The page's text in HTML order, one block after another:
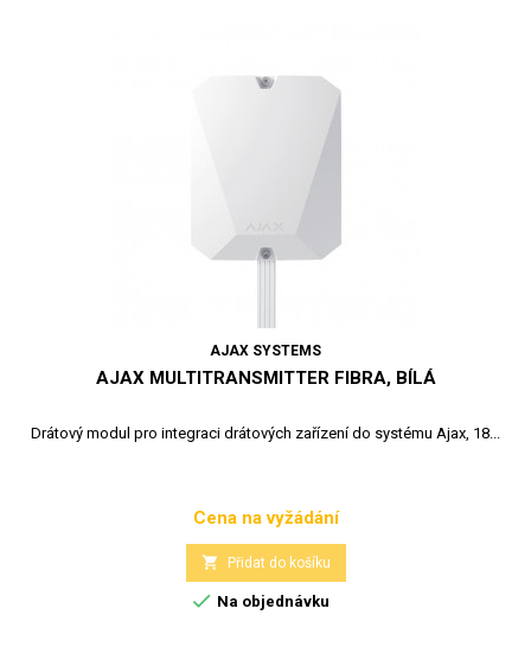
AJAX SYSTEMS
AJAX MULTITRANSMITTER FIBRA, BÍLÁ
Drátový modul pro integraci drátových zařízení do systému Ajax, 18...
Cena
Cena na vyžádání
 Přidat do košíku
 Na objednávku